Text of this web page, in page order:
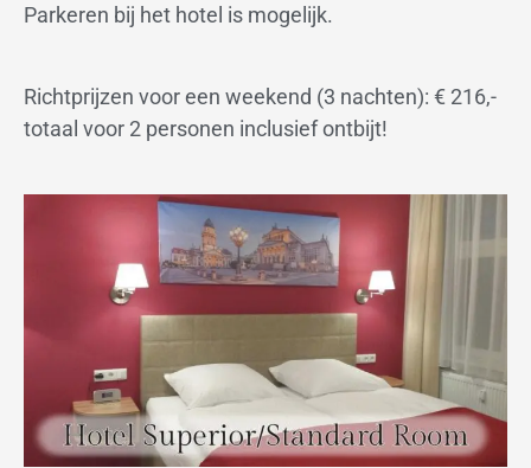
Parkeren bij het hotel is mogelijk.
Richtprijzen voor een weekend (3 nachten): € 216,-
totaal voor 2 personen inclusief ontbijt!